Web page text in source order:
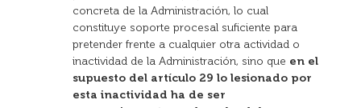
concreta de la Administración, lo cual
constituye soporte procesal suficiente para
pretender frente a cualquier otra actividad o
inactividad de la Administración, sino que en el
supuesto del artículo 29 lo lesionado por
esta inactividad ha de ser